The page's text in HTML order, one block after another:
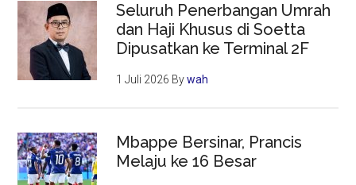
Seluruh Penerbangan Umrah
dan Haji Khusus di Soetta
Dipusatkan ke Terminal 2F
1 Juli 2026 Bywah
Mbappe Bersinar, Prancis
Melaju ke 16 Besar